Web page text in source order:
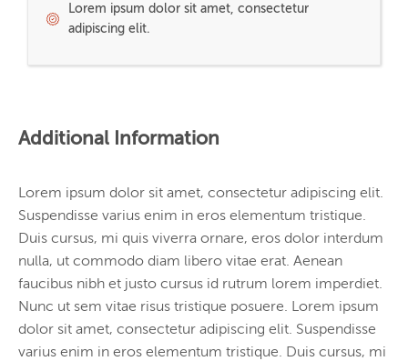
Lorem ipsum dolor sit amet, consectetur
adipiscing elit.
Additional Information
Lorem ipsum dolor sit amet, consectetur adipiscing elit.
Suspendisse varius enim in eros elementum tristique.
Duis cursus, mi quis viverra ornare, eros dolor interdum
nulla, ut commodo diam libero vitae erat. Aenean
faucibus nibh et justo cursus id rutrum lorem imperdiet.
Nunc ut sem vitae risus tristique posuere. Lorem ipsum
dolor sit amet, consectetur adipiscing elit. Suspendisse
varius enim in eros elementum tristique. Duis cursus, mi